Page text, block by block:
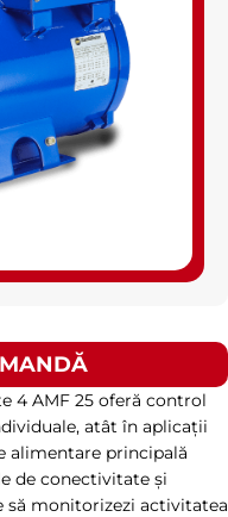
4 AMF 25 oferă control
atât în aplicații
alimentare principală
de conectivitate și
monitorizezi activitatea